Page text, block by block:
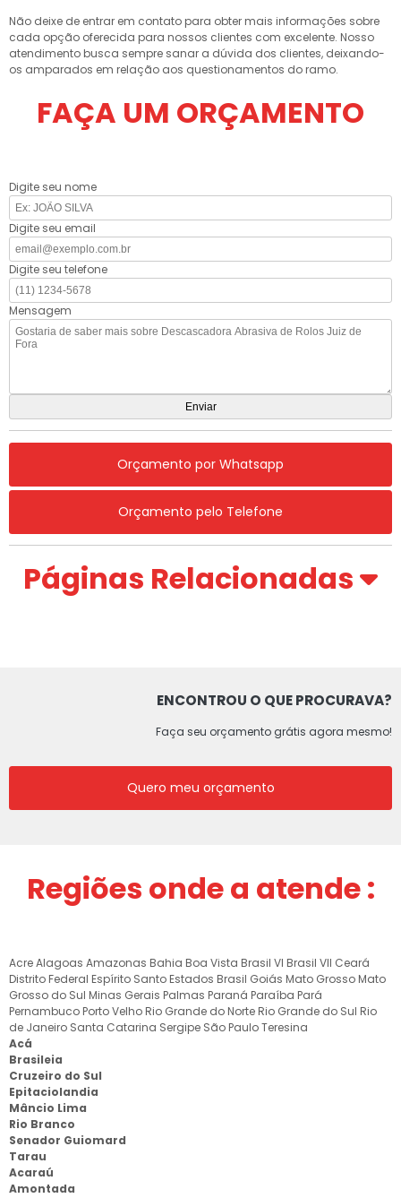
Não deixe de entrar em contato para obter mais informações sobre
cada opção oferecida para nossos clientes com excelente. Nosso
atendimento busca sempre sanar a dúvida dos clientes, deixando-
os amparados em relação aos questionamentos do ramo.
FAÇA UM ORÇAMENTO
Digite seu nome
Digite seu email
Digite seu telefone
Mensagem
Orçamento por Whatsapp
Orçamento pelo Telefone
Páginas Relacionadas
ENCONTROU O QUE PROCURAVA?
Faça seu orçamento grátis agora mesmo!
Quero meu orçamento
Regiões onde a atende :
AcreAlagoas Amazonas Bahia Boa Vista Brasil VI Brasil VII Ceará
Distrito Federal Espírito Santo Estados Brasil Goiás Mato Grosso Mato
Grosso do Sul Minas Gerais Palmas Paraná Paraíba Pará
Pernambuco Porto Velho Rio Grande do Norte Rio Grande do Sul Rio
de Janeiro Santa Catarina Sergipe São PauloTeresina
Acá
Brasileia
Cruzeiro do Sul
Epitaciolandia
Mâncio Lima
Rio Branco
Senador Guiomard
Tarau
Acaraú
Amontada